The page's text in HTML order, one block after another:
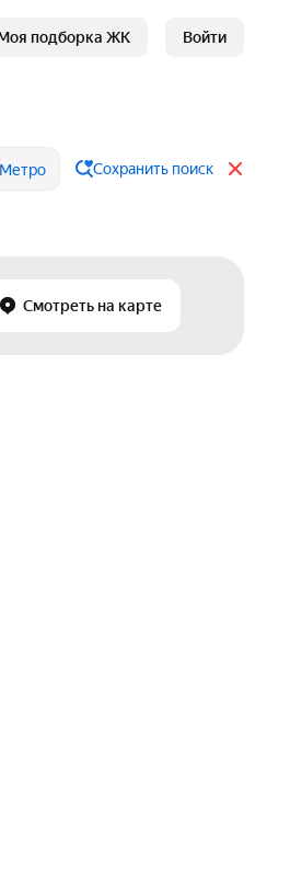
подборка ЖК Войти
Метро Сохранить поиск
Смотреть на карте